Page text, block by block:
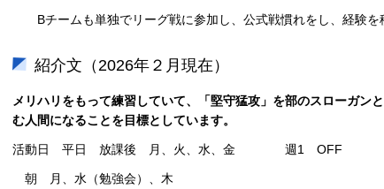
Bチームも単独でリーグ戦に参加し、公式戦慣れをし、経験を
紹介文（2026年２月現在）
メリハリをもって練習していて、「堅守猛攻」を部のスローガン
む人間になることを目標としています。
活動日 平日 放課後 月、火、水、金 週1 OFF
朝 月、水（勉強会）、木